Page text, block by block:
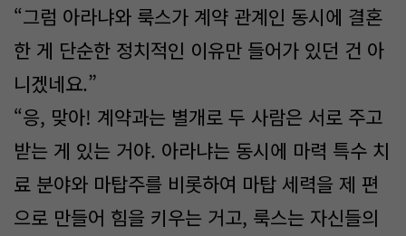
“그럼 아라냐와 룩스가 계약 관계인 동시에 결혼
한 게 단순한 정치적인 이유만 들어가 있던 건 아
니겠네요.”
“응, 맞아! 계약과는 별개로 두 사람은 서로 주고
받는 게 있는 거야. 아라냐는 동시에 마력 특수 치
료 분야와 마탑주를 비롯하여 마탑 세력을 제 편
으로 만들어 힘을 키우는 거고, 룩스는 자신들의